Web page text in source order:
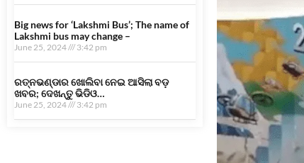
Big news for ‘Lakshmi Bus’; The name of
Lakshmi bus may change –
June 25, 2024 3:42 pm
ରତ୍ନଭଣ୍ଡାର ଖୋଲିବା ନେଇ ଆସିଲା ବଡ଼
ଖବର; ଦେଖନ୍ତୁ ଭିଡିଓ…
June 25, 2024 3:42 pm